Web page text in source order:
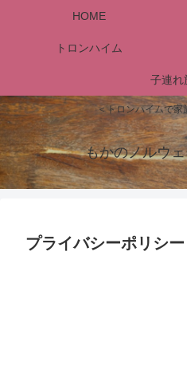
＜トロンハイムで家
もかのノルウ
HOME
トロンハイム
子連れ
プライバシーポリシー